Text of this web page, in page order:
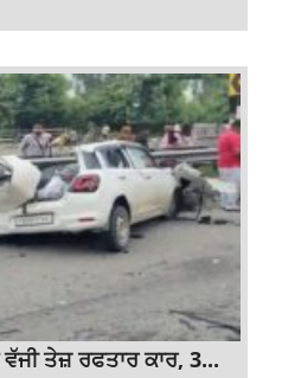
ਤੇਜ਼ ਰਫਤਾਰ ਕਾਰ, 3...